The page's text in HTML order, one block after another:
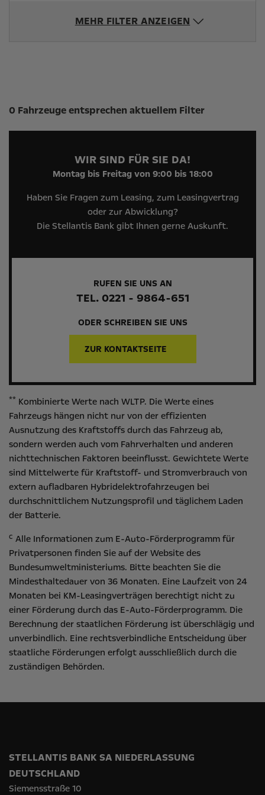
MEHR FILTER ANZEIGEN
Suchergebnisse
0 Fahrzeuge entsprechen aktuellem Filter
WIR SIND FÜR SIE DA!
Montag bis Freitag von 9:00 bis 18:00
Haben Sie Fragen zum Leasing, zum Leasingvertrag
oder zur Abwicklung?
Die Stellantis Bank gibt Ihnen gerne Auskunft.
RUFEN SIE UNS AN
TEL. 0221 - 9864-651
ODER SCHREIBEN SIE UNS
ZUR KONTAKTSEITE
** Kombinierte Werte nach WLTP. Die Werte eines
Fahrzeugs hängen nicht nur von der effizienten
Ausnutzung des Kraftstoffs durch das Fahrzeug ab,
sondern werden auch vom Fahrverhalten und anderen
nichttechnischen Faktoren beeinflusst. Gewichtete Werte
sind Mittelwerte für Kraftstoff- und Stromverbrauch von
extern aufladbaren Hybridelektrofahrzeugen bei
durchschnittlichem Nutzungsprofil und täglichem Laden
der Batterie.
c Alle Informationen zum E-Auto-Förderprogramm für
Privatpersonen finden Sie auf der Website des
Bundesumweltministeriums. Bitte beachten Sie die
Mindesthaltedauer von 36 Monaten. Eine Laufzeit von 24
Monaten bei KM-Leasingverträgen berechtigt nicht zu
einer Förderung durch das E-Auto-Förderprogramm. Die
Berechnung der staatlichen Förderung ist überschlägig und
unverbindlich. Eine rechtsverbindliche Entscheidung über
staatliche Förderungen erfolgt ausschließlich durch die
zuständigen Behörden.
STELLANTIS BANK SA NIEDERLASSUNG
DEUTSCHLAND
Siemensstraße 10